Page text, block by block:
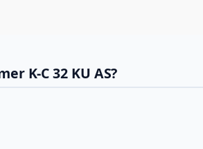
K-C 32 KU AS?